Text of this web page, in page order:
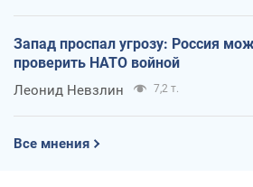
Запад проспал угрозу: Россия
проверить НАТО войной
Леонид Невзлин 7,2 т.
Все мнения